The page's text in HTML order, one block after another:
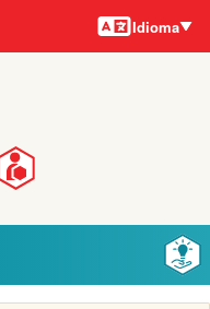
Idiomas
Idioma